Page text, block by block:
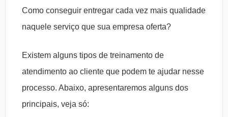
Como conseguir entregar cada vez mais qualidade
naquele serviço que sua empresa oferta?
Existem alguns tipos de treinamento de
atendimento ao cliente que podem te ajudar nesse
processo. Abaixo, apresentaremos alguns dos
principais, veja só: